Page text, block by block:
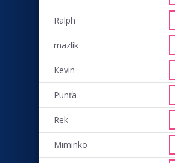
Ralph
mazlík
Kevin
Punťa
Rek
Miminko